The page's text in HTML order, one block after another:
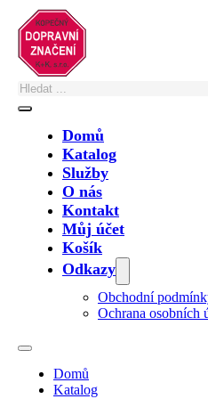
Přeskočit na hlavní obsah
Domů
Katalog
Služby
O nás
Kontakt
Můj účet
Košík
Odkazy
Obchodní
Ochrana osobních
Domů
Katalog
Zastupujete město,
Své poptávky a objednávky na
Emisní zóna – IZ7a
3,327.50Kč